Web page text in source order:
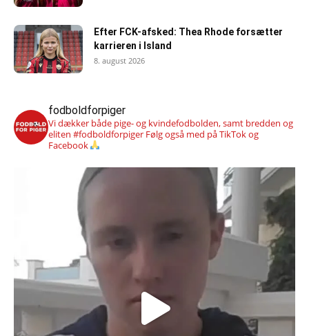
Efter FCK-afsked: Thea Rhode forsætter
karrieren i Island
8. august 2026
fodboldforpiger
Vi dækker både pige- og kvindefodbolden, samt bredden og
eliten #fodboldforpiger Følg også med på TikTok og
Facebook